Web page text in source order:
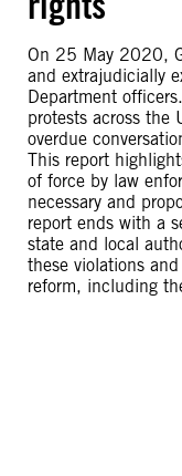
On 25 May 2020,
and extrajudicially
Department
protests across the
overdue
This report
of force by law
necessary and
report ends with a
state and local
these violations
reform, including